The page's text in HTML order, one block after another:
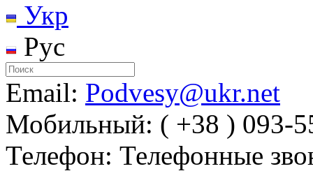
Укр
Рус
Email: Podvesy@ukr.net
Мобильный: ( +38 ) 093-
Телефон: Телефонные